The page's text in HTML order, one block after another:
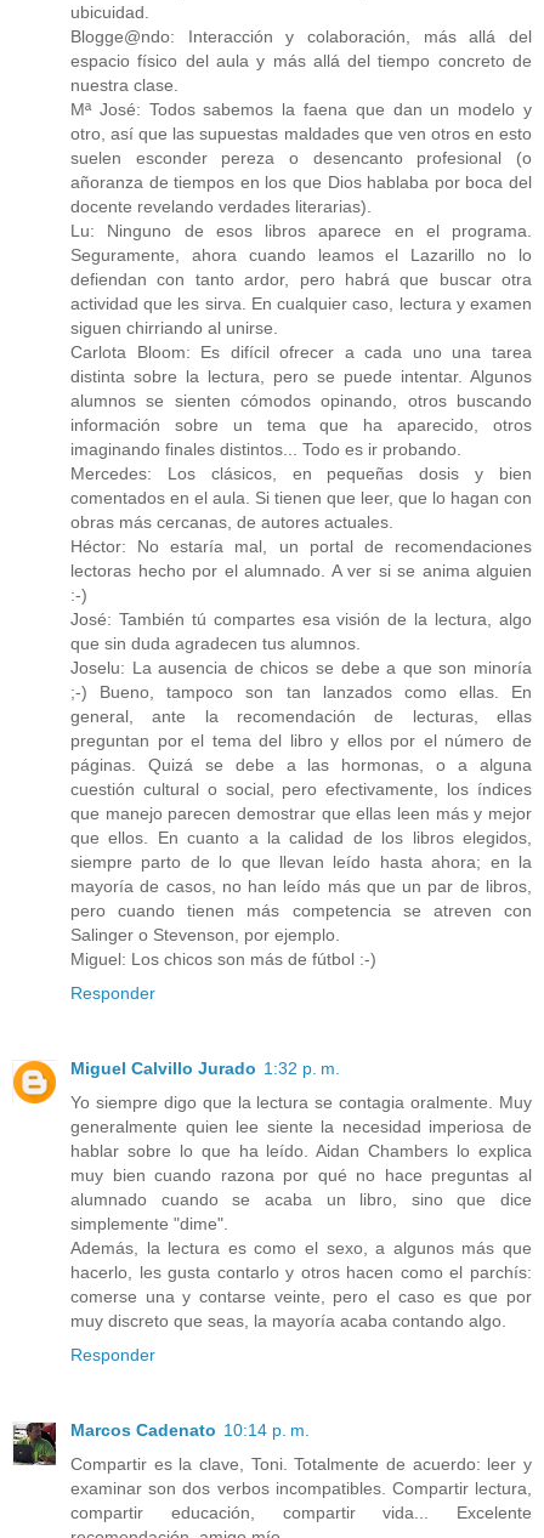
ubicuidad.
Blogge@ndo: Interacción y colaboración, más allá del
espacio físico del aula y más allá del tiempo concreto de
nuestra clase.
Mª José: Todos sabemos la faena que dan un modelo y
otro, así que las supuestas maldades que ven otros en esto
suelen esconder pereza o desencanto profesional (o
añoranza de tiempos en los que Dios hablaba por boca del
docente revelando verdades literarias).
Lu: Ninguno de esos libros aparece en el programa.
Seguramente, ahora cuando leamos el Lazarillo no lo
defiendan con tanto ardor, pero habrá que buscar otra
actividad que les sirva. En cualquier caso, lectura y examen
siguen chirriando al unirse.
Carlota Bloom: Es difícil ofrecer a cada uno una tarea
distinta sobre la lectura, pero se puede intentar. Algunos
alumnos se sienten cómodos opinando, otros buscando
información sobre un tema que ha aparecido, otros
imaginando finales distintos... Todo es ir probando.
Mercedes: Los clásicos, en pequeñas dosis y bien
comentados en el aula. Si tienen que leer, que lo hagan con
obras más cercanas, de autores actuales.
Héctor: No estaría mal, un portal de recomendaciones
lectoras hecho por el alumnado. A ver si se anima alguien
:-)
José: También tú compartes esa visión de la lectura, algo
que sin duda agradecen tus alumnos.
Joselu: La ausencia de chicos se debe a que son minoría
;-) Bueno, tampoco son tan lanzados como ellas. En
general, ante la recomendación de lecturas, ellas
preguntan por el tema del libro y ellos por el número de
páginas. Quizá se debe a las hormonas, o a alguna
cuestión cultural o social, pero efectivamente, los índices
que manejo parecen demostrar que ellas leen más y mejor
que ellos. En cuanto a la calidad de los libros elegidos,
siempre parto de lo que llevan leído hasta ahora; en la
mayoría de casos, no han leído más que un par de libros,
pero cuando tienen más competencia se atreven con
Salinger o Stevenson, por ejemplo.
Miguel: Los chicos son más de fútbol :-)
Responder
Miguel Calvillo Jurado 1:32 p. m.
Yo siempre digo que la lectura se contagia oralmente. Muy
generalmente quien lee siente la necesidad imperiosa de
hablar sobre lo que ha leído. Aidan Chambers lo explica
muy bien cuando razona por qué no hace preguntas al
alumnado cuando se acaba un libro, sino que dice
simplemente "dime".
Además, la lectura es como el sexo, a algunos más que
hacerlo, les gusta contarlo y otros hacen como el parchís:
comerse una y contarse veinte, pero el caso es que por
muy discreto que seas, la mayoría acaba contando algo.
Responder
Marcos Cadenato 10:14 p. m.
Compartir es la clave, Toni. Totalmente de acuerdo: leer y
examinar son dos verbos incompatibles. Compartir lectura,
compartir educación, compartir vida... Excelente